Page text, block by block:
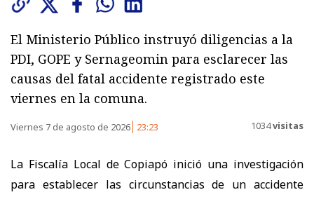
El Ministerio Público instruyó diligencias a la
PDI, GOPE y Sernageomin para esclarecer las
causas del fatal accidente registrado este
viernes en la comuna.
Viernes 7 de agosto de 2026 23:23 1034visitas
La Fiscalía Local de Copiapó inició una investigación
para establecer las circunstancias de un accidente